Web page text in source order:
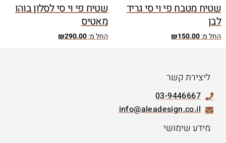
שטיח מטבח פי וי סי גריד
לבן
החל מ: ₪150.00
שטיח פי וי סי לסלון בוהו
מאטיס
החל מ: ₪290.00
ליצירת קשר
03-9446667
info@aleadesign.co.il
מידע שימושי